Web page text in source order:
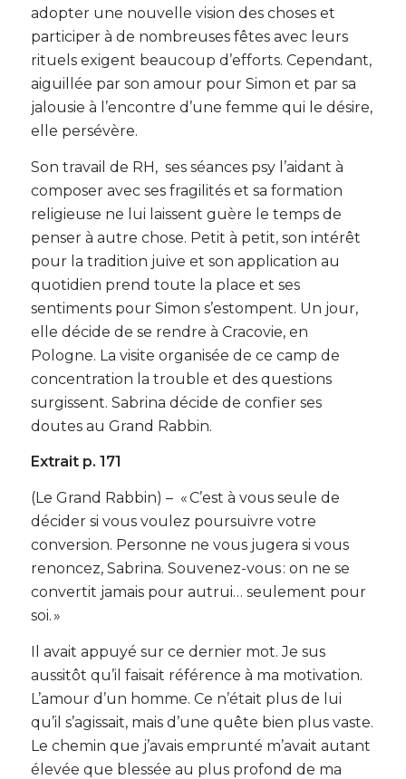
adopter une nouvelle vision des choses et
participer à de nombreuses fêtes avec leurs
rituels exigent beaucoup d’efforts. Cependant,
aiguillée par son amour pour Simon et par sa
jalousie à l’encontre d’une femme qui le désire,
elle persévère.
Son travail de RH, ses séances psy l’aidant à
composer avec ses fragilités et sa formation
religieuse ne lui laissent guère le temps de
penser à autre chose. Petit à petit, son intérêt
pour la tradition juive et son application au
quotidien prend toute la place et ses
sentiments pour Simon s’estompent. Un jour,
elle décide de se rendre à Cracovie, en
Pologne. La visite organisée de ce camp de
concentration la trouble et des questions
surgissent. Sabrina décide de confier ses
doutes au Grand Rabbin.
Extrait p. 171
(Le Grand Rabbin) – « C’est à vous seule de
décider si vous voulez poursuivre votre
conversion. Personne ne vous jugera si vous
renoncez, Sabrina. Souvenez-vous : on ne se
convertit jamais pour autrui… seulement pour
soi. »
Il avait appuyé sur ce dernier mot. Je sus
aussitôt qu’il faisait référence à ma motivation.
L’amour d’un homme. Ce n’était plus de lui
qu’il s’agissait, mais d’une quête bien plus vaste.
Le chemin que j’avais emprunté m’avait autant
élevée que blessée au plus profond de ma